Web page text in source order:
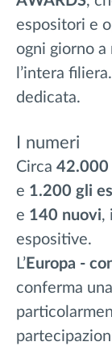
espositori e
ogni giorno
l’intera
dedicata.
I numeri
Circa 42.000
e 1.200 gli
e 140 nuovi,
espositive.
L’ Europa -
conferma